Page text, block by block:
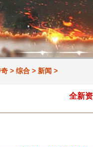
> 综合 > 新闻 >
全新